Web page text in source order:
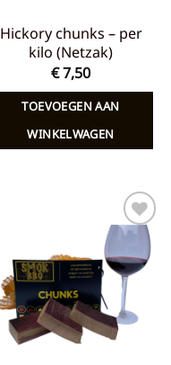
Hickory chunks – per
kilo (Netzak)
€7,50
TOEVOEGEN AAN
WINKELWAGEN
Toevoegen
aan
verlanglijst